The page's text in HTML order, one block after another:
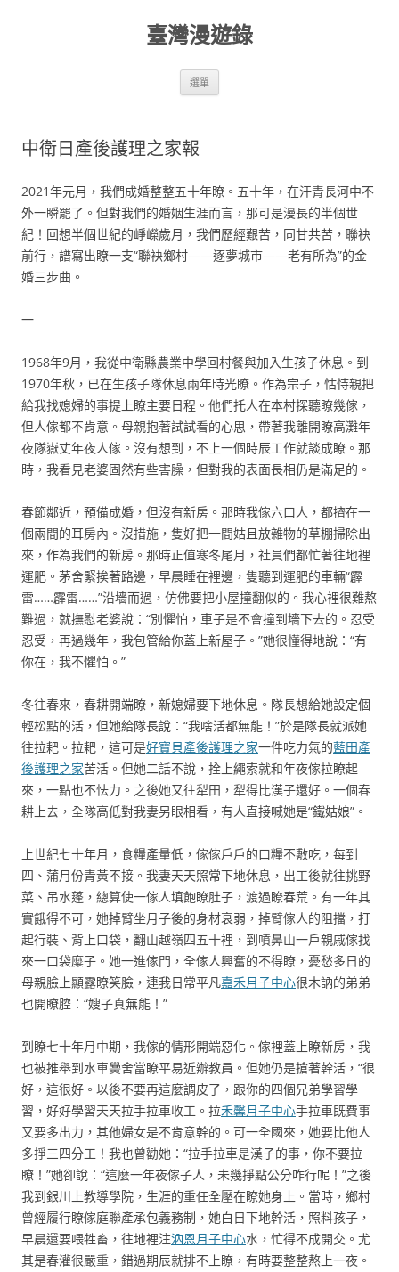
臺灣漫遊錄
選單
中衛日產後護理之家報
2021年元月，我們成婚整整五十年瞭。五十年，在汗青長河中不
外一瞬罷了。但對我們的婚姻生涯而言，那可是漫長的半個世
紀！回想半個世紀的崢嶸歲月，我們歷經艱苦，同甘共苦，聯袂
前行，譜寫出瞭一支“聯袂鄉村——逐夢城市——老有所為”的金
婚三步曲。
一
1968年9月，我從中衛縣農業中學回村餐與加入生孩子休息。到
1970年秋，已在生孩子隊休息兩年時光瞭。作為宗子，怙恃親把
給我找媳婦的事提上瞭主要日程。他們托人在本村探聽瞭幾傢，
但人傢都不肯意。母親抱著試試看的心思，帶著我離開瞭高灘年
夜隊嶽丈年夜人傢。沒有想到，不上一個時辰工作就談成瞭。那
時，我看見老婆固然有些害臊，但對我的表面長相仍是滿足的。
春節鄰近，預備成婚，但沒有新房。那時我傢六口人，都擠在一
個兩間的耳房內。沒措施，隻好把一間姑且放雜物的草棚掃除出
來，作為我們的新房。那時正值寒冬尾月，社員們都忙著往地裡
運肥。茅舍緊挨著路邊，早晨睡在裡邊，隻聽到運肥的車輛“霹
雷……霹雷……”沿墻而過，仿佛要把小屋撞翻似的。我心裡很難熬
難過，就撫慰老婆說：“別懼怕，車子是不會撞到墻下去的。忍受
忍受，再過幾年，我包管給你蓋上新屋子。”她很懂得地說：“有
你在，我不懼怕。”
冬往春來，春耕開端瞭，新媳婦要下地休息。隊長想給她設定個
輕松點的活，但她給隊長說：“我啥活都無能！”於是隊長就派她
往拉耙。拉耙，這可是好寶貝產後護理之家一件吃力氣的藍田產
後護理之家苦活。但她二話不說，拴上繩索就和年夜傢拉瞭起
來，一點也不怯力。之後她又往犁田，犁得比漢子還好。一個春
耕上去，全隊高低對我妻另眼相看，有人直接喊她是“鐵姑娘”。
上世紀七十年月，食糧產量低，傢傢戶戶的口糧不敷吃，每到
四、蒲月份青黃不接。我妻天天照常下地休息，出工後就往挑野
菜、吊水蓬，總算使一傢人填飽瞭肚子，渡過瞭春荒。有一年其
實餓得不可，她掉臂坐月子後的身材衰弱，掉臂傢人的阻擋，打
起行裝、背上口袋，翻山越嶺四五十裡，到噴鼻山一戶親戚傢找
來一口袋糜子。她一進傢門，全傢人興奮的不得瞭，憂愁多日的
母親臉上顯露瞭笑臉，連我日常平凡嘉禾月子中心很木訥的弟弟
也開瞭腔：“嫂子真無能！”
到瞭七十年月中期，我傢的情形開端惡化。傢裡蓋上瞭新房，我
也被推舉到水車黌舍當瞭平易近辦教員。但她仍是搶著幹活，“很
好，這很好。以後不要再這麼調皮了，跟你的四個兄弟學習學
習，好好學習天天拉手拉車收工。拉禾馨月子中心手拉車既費事
又要多出力，其他婦女是不肯意幹的。可一全國來，她要比他人
多掙三四分工！我也曾勸她：“拉手拉車是漢子的事，你不要拉
瞭！”她卻說：“這麼一年夜傢子人，未幾掙點公分咋行呢！”之後
我到銀川上教導學院，生涯的重任全壓在瞭她身上。當時，鄉村
曾經履行瞭傢庭聯產承包義務制，她白日下地幹活，照料孩子，
早晨還要喂牲畜，往地裡注汭恩月子中心水，忙得不成開交。尤
其是春灌很嚴重，錯過期辰就排不上瞭，有時要整整熬上一夜。